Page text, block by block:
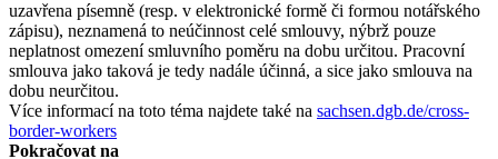
uzavřena písemně (resp. v elektronické formě či formou notářského
zápisu), neznamená to neúčinnost celé smlouvy, nýbrž pouze
neplatnost omezení smluvního poměru na dobu určitou. Pracovní
smlouva jako taková je tedy nadále účinná, a sice jako smlouva na
dobu neurčitou.
Více informací na toto téma najdete také na sachsen.dgb.de/cross-
border-workers
Pokračovat na